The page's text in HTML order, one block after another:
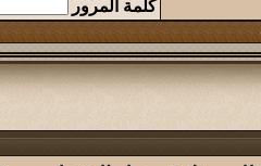
كلمة المرور